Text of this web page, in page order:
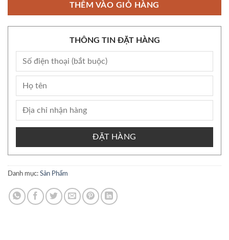
THÊM VÀO GIỎ HÀNG
THÔNG TIN ĐẶT HÀNG
ĐẶT HÀNG
Danh mục: Sản Phẩm